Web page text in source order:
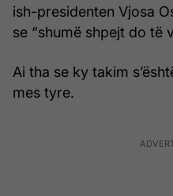
ish-presidenten Vjosa
se “shumë shpejt do të
Ai tha se ky takim
mes tyre.